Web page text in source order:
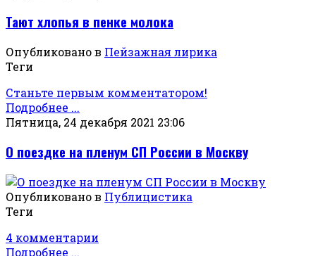
Тают хлопья в пенке молока
Опубликовано в Пейзажная лирика
Теги
Станьте первым комментатором!
Подробнее ...
Пятница, 24 декабря 2021 23:06
О поездке на пленум СП России в Москву
Опубликовано в Публицистика
Теги
4 комментарии
Подробнее ...